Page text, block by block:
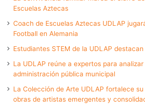
Escuelas Aztecas
Coach de Escuelas Aztecas UDLAP
Football en Alemania
Estudiantes STEM de la UDLAP
La UDLAP reúne a expertos para
administración pública municipal
La Colección de Arte UDLAP fortalece
obras de artistas emergentes y